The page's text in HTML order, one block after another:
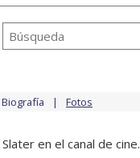
Biografía Fotos
en el canal de cine.